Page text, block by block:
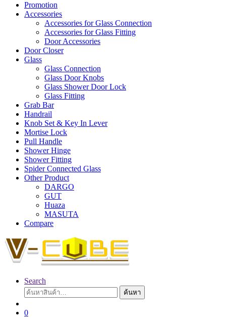
Promotion
Accessories
Accessories for Glass Connection
Accessories for Glass Fitting
Door Accessories
Door Closer
Glass
Glass Connection
Glass Door Knobs
Glass Shower Door Lock
Glass Fitting
Grab Bar
Handrail
Knob Set & Key In Lever
Mortise Lock
Pull Handle
Shower Hinge
Shower Fitting
Spider Connected Glass
Other Product
DARGO
GUT
Huaza
MASUTA
Compare
Search
ค้นหา:
ค้นหา
0